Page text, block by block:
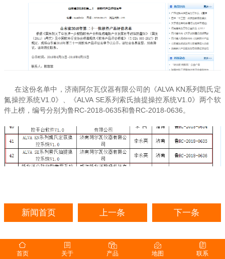
在这份名单中，济南阿尔瓦仪器有限公司的《ALVA KN系列凯氏定
氮操控系统V1.0》、《ALVA SE系列索氏抽提操控系统V1.0》两个软
件上榜，编号分别为鲁RC-2018-0635和鲁RC-2018-0636。
新闻首页 上一条 下一条
首页 关于 产品 地图 联系